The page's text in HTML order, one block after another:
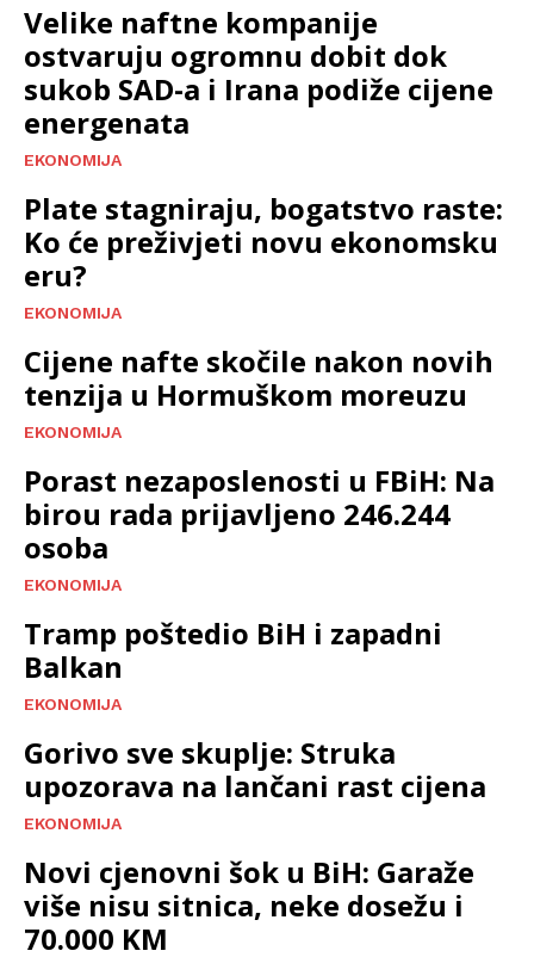
Velike naftne kompanije
ostvaruju ogromnu dobit dok
sukob SAD-a i Irana podiže cijene
energenata
EKONOMIJA
Plate stagniraju, bogatstvo raste:
Ko će preživjeti novu ekonomsku
eru?
EKONOMIJA
Cijene nafte skočile nakon novih
tenzija u Hormuškom moreuzu
EKONOMIJA
Porast nezaposlenosti u FBiH: Na
birou rada prijavljeno 246.244
osoba
EKONOMIJA
Tramp poštedio BiH i zapadni
Balkan
EKONOMIJA
Gorivo sve skuplje: Struka
upozorava na lančani rast cijena
EKONOMIJA
Novi cjenovni šok u BiH: Garaže
više nisu sitnica, neke dosežu i
70.000 KM